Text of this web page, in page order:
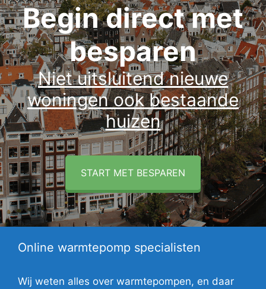
Begin direct met
besparen
Niet uitsluitend nieuwe
woningen ook bestaande
huizen
START MET BESPAREN
Online warmtepomp specialisten
Wij weten alles over warmtepompen, en daar